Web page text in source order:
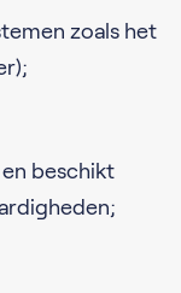
zoals het
beschikt